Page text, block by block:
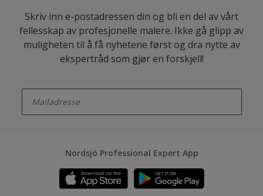
Skriv inn e-postadressen din og bli en del av vårt
fellesskap av profesjonelle malere. Ikke gå glipp av
muligheten til å få nyhetene først og dra nytte av
ekspertråd som gjør en forskjell!
Nordsjö Professional Expert App